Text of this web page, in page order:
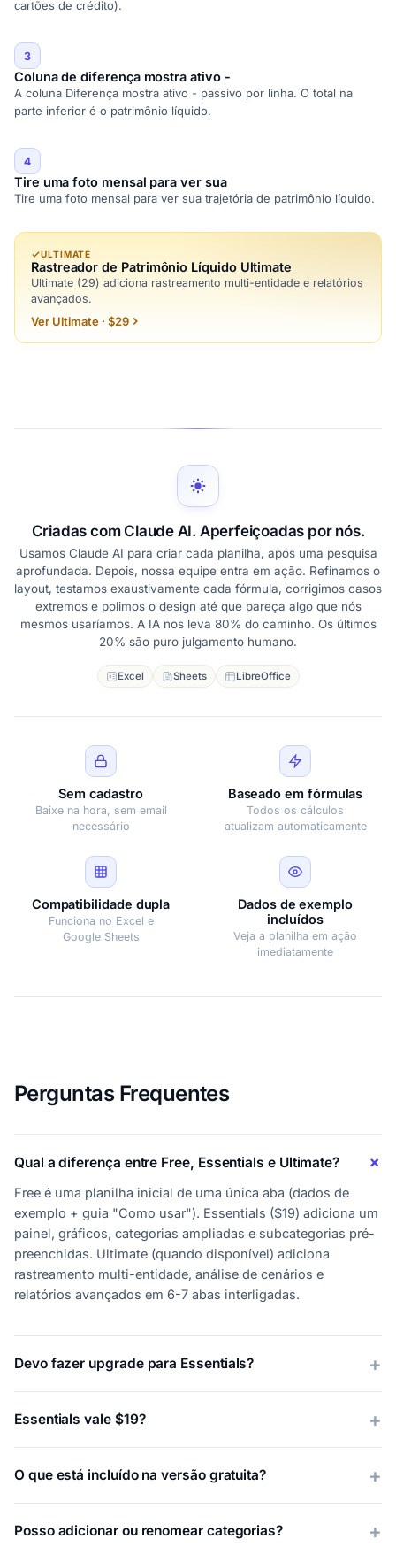
cartões de crédito).
3
Coluna de diferença mostra ativo -
A coluna Diferença mostra ativo - passivo por linha. O total na
parte inferior é o patrimônio líquido.
4
Tire uma foto mensal para ver sua
Tire uma foto mensal para ver sua trajetória de patrimônio líquido.
ULTIMATE
Rastreador de Patrimônio Líquido Ultimate
Ultimate (29) adiciona rastreamento multi-entidade e relatórios
avançados.
Ver Ultimate · $29
Criadas com Claude AI. Aperfeiçoadas por nós.
Usamos Claude AI para criar cada planilha, após uma pesquisa
aprofundada. Depois, nossa equipe entra em ação. Refinamos o
layout, testamos exaustivamente cada fórmula, corrigimos casos
extremos e polimos o design até que pareça algo que nós
mesmos usaríamos. A IA nos leva 80% do caminho. Os últimos
20% são puro julgamento humano.
Excel Sheets LibreOffice
Sem cadastro
Baixe na hora, sem email
necessário
Baseado em fórmulas
Todos os cálculos
atualizam automaticamente
Compatibilidade dupla
Funciona no Excel e
Google Sheets
Dados de exemplo
incluídos
Veja a planilha em ação
imediatamente
Perguntas Frequentes
Qual a diferença entre Free, Essentials e Ultimate?
Free é uma planilha inicial de uma única aba (dados de
exemplo + guia "Como usar"). Essentials ($19) adiciona um
painel, gráficos, categorias ampliadas e subcategorias pré-
preenchidas. Ultimate (quando disponível) adiciona
rastreamento multi-entidade, análise de cenários e
relatórios avançados em 6-7 abas interligadas.
Devo fazer upgrade para Essentials?
Essentials vale $19?
O que está incluído na versão gratuita?
Posso adicionar ou renomear categorias?